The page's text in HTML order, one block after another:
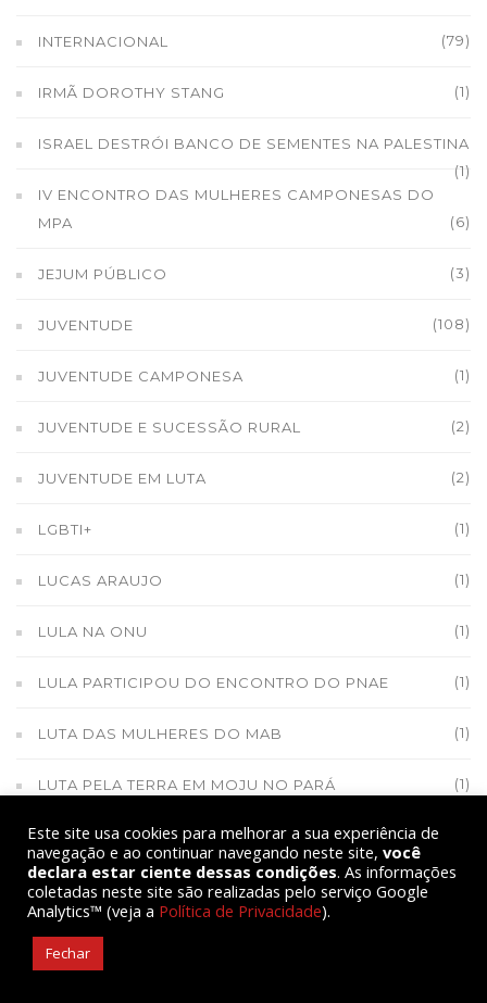
INTERNACIONAL (79)
IRMÃ DOROTHY STANG (1)
ISRAEL DESTRÓI BANCO DE SEMENTES NA PALESTINA
(1)
IV ENCONTRO DAS MULHERES CAMPONESAS DO
MPA
(6)
JEJUM PÚBLICO (3)
JUVENTUDE (108)
JUVENTUDE CAMPONESA (1)
JUVENTUDE E SUCESSÃO RURAL (2)
JUVENTUDE EM LUTA (2)
LGBTI+ (1)
LUCAS ARAUJO (1)
LULA NA ONU (1)
LULA PARTICIPOU DO ENCONTRO DO PNAE (1)
LUTA DAS MULHERES DO MAB (1)
LUTA PELA TERRA EM MOJU NO PARÁ (1)
LUTA PELA TERRA NA BAHIA
LUTA POR MORADIA EM RONDÔNIA
LUTAS CAMPONESAS
Este site usa cookies para melhorar a sua experiência de
navegação e ao continuar navegando neste site, você
declara estar ciente dessas condições. As informações
coletadas neste site são realizadas pelo serviço Google
Analytics™ (veja a Política de Privacidade).
Fechar